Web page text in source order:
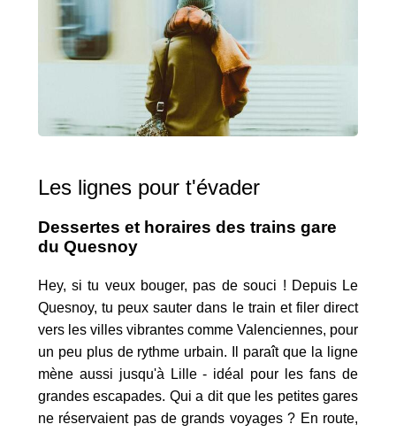
Les lignes pour t'évader
Dessertes et horaires des trains gare
du Quesnoy
Hey, si tu veux bouger, pas de souci ! Depuis Le
Quesnoy, tu peux sauter dans le train et filer direct
vers les villes vibrantes comme Valenciennes, pour
un peu plus de rythme urbain. Il paraît que la ligne
mène aussi jusqu'à Lille - idéal pour les fans de
grandes escapades. Qui a dit que les petites gares
ne réservaient pas de grands voyages ? En route,